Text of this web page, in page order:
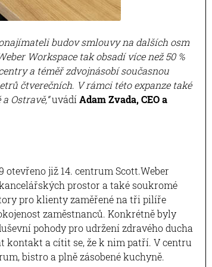
budov smlouvy na dalších osm
Workspace tak obsadí více než 50 %
a téměř zdvojnásobí současnou
čtverečních. V rámci této expanze také
Ostravě,“uvádí Adam Zvada, CEO a
již 14. centrum Scott.Weber
prostor a také soukromé
pro klienty zaměřené na tři pilíře
zaměstnanců. Konkrétně byly
pohody pro udržení zdravého ducha
kontakt a cítit se, že k nim patří. V centru
bistro a plně zásobené kuchyně.